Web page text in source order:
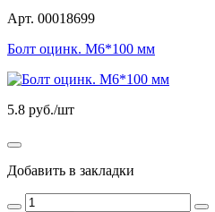
Арт. 00018699
Болт оцинк. М6*100 мм
5.8 руб./шт
Добавить в закладки